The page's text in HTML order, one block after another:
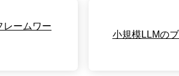
レームワー
小規模LLMの